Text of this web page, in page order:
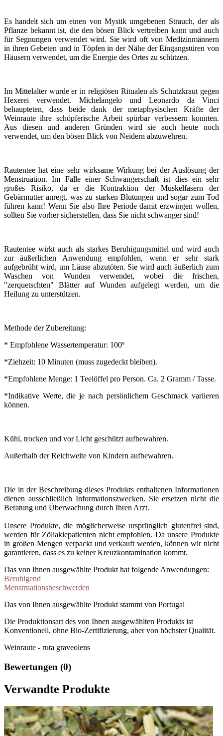
Es handelt sich um einen von Mystik umgebenen Strauch, der als
Pflanze bekannt ist, die den bösen Blick vertreiben kann und auch
für Segnungen verwendet wird. Sie wird oft von Medizinmännern
in ihren Gebeten und in Töpfen in der Nähe der Eingangstüren von
Häusern verwendet, um die Energie des Ortes zu schützen.
Im Mittelalter wurde er in religiösen Ritualen als Schutzkraut gegen
Hexerei verwendet. Michelangelo und Leonardo da Vinci
behaupteten, dass beide dank der metaphysischen Kräfte der
Weinraute ihre schöpferische Arbeit spürbar verbessern konnten.
Aus diesen und anderen Gründen wird sie auch heute noch
verwendet, um den bösen Blick von Neidern abzuwehren.
Rautentee hat eine sehr wirksame Wirkung bei der Auslösung der
Menstruation. Im Falle einer Schwangerschaft ist dies ein sehr
großes Risiko, da er die Kontraktion der Muskelfasern der
Gebärmutter anregt, was zu starken Blutungen und sogar zum Tod
führen kann! Wenn Sie also Ihre Periode damit erzwingen wollen,
sollten Sie vorher sicherstellen, dass Sie nicht schwanger sind!
Rautentee wirkt auch als starkes Beruhigungsmittel und wird auch
zur äußerlichen Anwendung empfohlen, wenn er sehr stark
aufgebrüht wird, um Läuse abzutöten. Sie wird auch äußerlich zum
Waschen von Wunden verwendet, wobei die frischen,
"zerquetschten" Blätter auf Wunden aufgelegt werden, um die
Heilung zu unterstützen.
Methode der Zubereitung:
* Empfohlene Wassertemperatur: 100º
*Ziehzeit: 10 Minuten (muss zugedeckt bleiben).
*Empfohlene Menge: 1 Teelöffel pro Person. Ca. 2 Gramm / Tasse.
*Indikative Werte, die je nach persönlichem Geschmack variieren
können.
Kühl, trocken und vor Licht geschützt aufbewahren.
Außerhalb der Reichweite von Kindern aufbewahren.
Die in der Beschreibung dieses Produkts enthaltenen Informationen
dienen ausschließlich Informationszwecken. Sie ersetzen nicht die
Beratung und Überwachung durch Ihren Arzt.
Unsere Produkte, die möglicherweise ursprünglich glutenfrei sind,
werden für Zöliakiepatienten nicht empfohlen. Da unsere Produkte
in großen Mengen verpackt und verkauft werden, können wir nicht
garantieren, dass es zu keiner Kreuzkontamination kommt.
Das von Ihnen ausgewählte Produkt hat folgende Anwendungen:
Beruhigend
Menstruationsbeschwerden
Das von Ihnen ausgewählte Produkt stammt von Portugal
Die Produktionsart des von Ihnen ausgewählten Produkts ist
Konventionell, ohne Bio-Zertifizierung, aber von höchster Qualität.
Weinraute - ruta graveolens
Bewertungen (0)
Verwandte Produkte